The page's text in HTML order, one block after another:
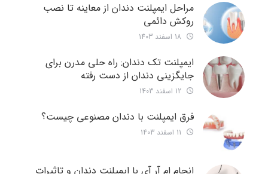
مراحل ایمپلنت دندان از معاینه تا نصب
روکش دائمی
ایمپلنت تک دندان: راه حلی مدرن برای
جایگزینی دندان از دست رفته
فرق ایمپلنت با دندان مصنوعی چیست؟
انجام ام آر آی با ایمپلنت دندان و تاثیرات